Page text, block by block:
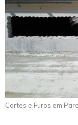
Cortes e Furos em